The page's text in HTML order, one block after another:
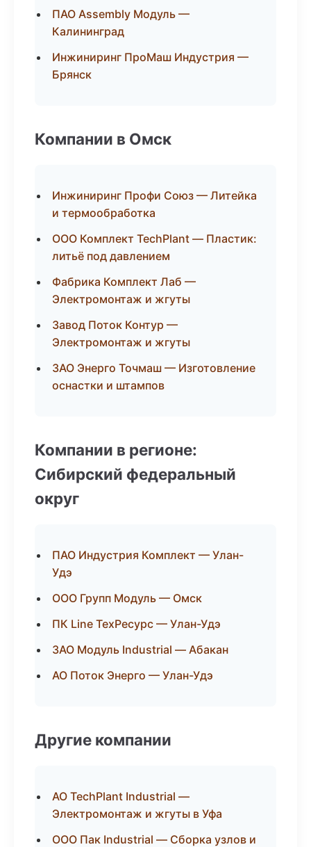
ПАО Assembly Модуль —
Калининград
Инжиниринг ПроМаш Индустрия —
Брянск
Компании в Омск
Инжиниринг Профи Союз — Литейка
и термообработка
ООО Комплект TechPlant — Пластик:
литьё под давлением
Фабрика Комплект Лаб —
Электромонтаж и жгуты
Завод Поток Контур —
Электромонтаж и жгуты
ЗАО Энерго Точмаш — Изготовление
оснастки и штампов
Компании в регионе:
Сибирский федеральный
округ
ПАО Индустрия Комплект — Улан-
Удэ
ООО Групп Модуль — Омск
ПК Line ТехРесурс — Улан-Удэ
ЗАО Модуль Industrial — Абакан
АО Поток Энерго — Улан-Удэ
Другие компании
АО TechPlant Industrial —
Электромонтаж и жгуты в Уфа
ООО Пак Industrial — Сборка узлов и